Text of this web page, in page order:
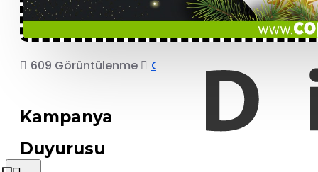
609 Görüntülenme COPRO
Kampanya
Duyurusu